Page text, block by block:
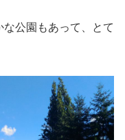
公園もあって、とて